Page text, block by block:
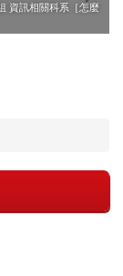
資訊相關科系［怎麼